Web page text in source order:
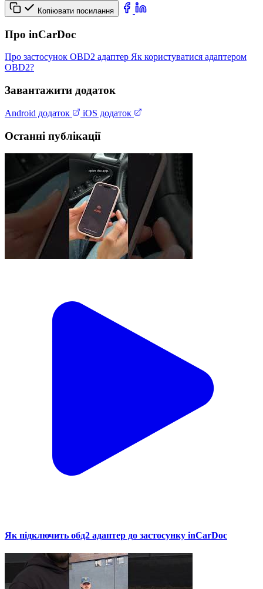
Копіювати посилання
Про inCarDoc
Про застосунок OBD2 адаптер Як користуватися адаптером
OBD2?
Завантажити додаток
Android додаток iOS додаток
Останні публікації
Як підключить обд2 адаптер до застосунку inCarDoc